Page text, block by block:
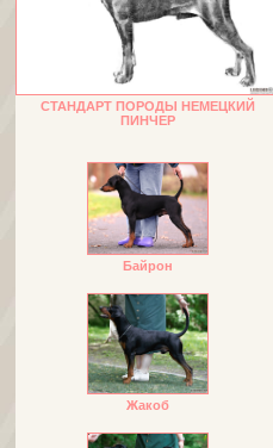
СТАНДАРТ ПОРОДЫ НЕМЕЦКИЙ
ПИНЧЕР
Байрон
Жакоб